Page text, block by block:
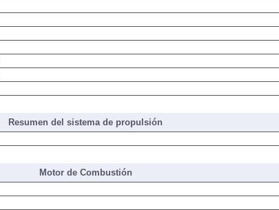
Resumen del sistema de propulsión
Motor de Combustión